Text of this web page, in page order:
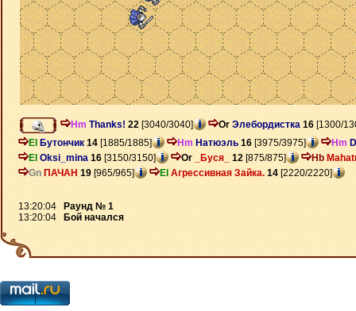
Hm Thanks! 22 [3040/3040] Or Элебордистка 16 [1300/
El Бутончик 14 [1885/1885] Hm Натюэль 16 [3975/3975] Hm
El Oksi_mina 16 [3150/3150] Or _Буся_ 12 [875/875] Hb
Gn ПАЧАН 19 [965/965] El Агрессивная Зайка. 14 [2220/2220]
13:20:04
Раунд № 1
13:20:04
Бой начался